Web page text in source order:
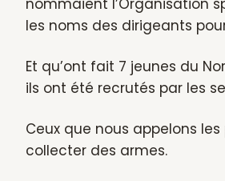
nommaient l’Organisation
les noms des dirigeants
Et qu’ont fait 7 jeunes du
ils ont été recrutés par les
Ceux que nous appelons
collecter des armes.